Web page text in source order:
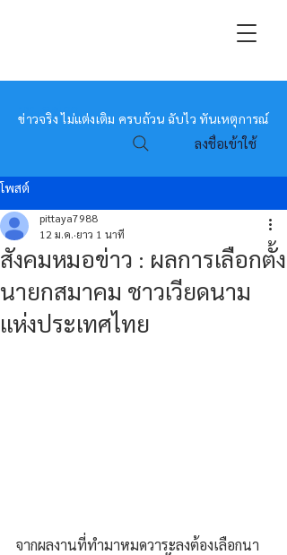
หมอข่าว
ข่าวจริง ไม่แต่งเติม ครบถ้วน ฉับไว ทันเหตุการณ์
ลงชื่อเข้าใช้
โพสต์
สังคมหมอข่าว : ผลการเลือกตั้ง
นายกสมาคม ชาวเวียดนาม
แห่งประเทศไทย
pittaya7988
12 ม.ค. ยาว 1 นาที
จากผลงานที่ทำมาหมดวาระลงต้องเลือกนา